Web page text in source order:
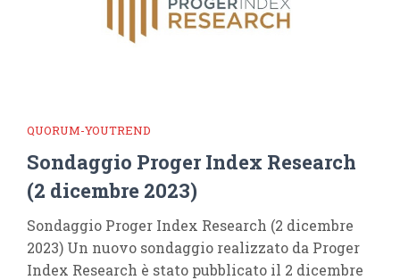
QUORUM-YOUTREND
Sondaggio Proger Index Research
(2 dicembre 2023)
Sondaggio Proger Index Research (2 dicembre
2023) Un nuovo sondaggio realizzato da Proger
Index Research è stato pubblicato il 2 dicembre